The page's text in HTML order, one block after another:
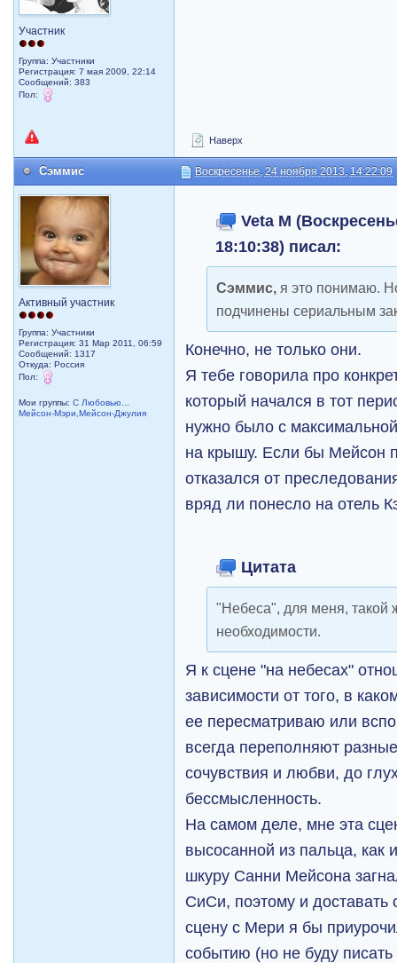
Участник
Группа: Участники
Регистрация: 7 мая 2009, 22:14
Сообщений: 383
Пол:
Наверх
Сэммис Воскресенье, 24 ноября 2013, 14:22:09
Активный участник
Группа: Участники
Регистрация: 31 Мар 2011, 06:59
Сообщений: 1317
Откуда: Россия
Пол:
Мои группы:С Любовью...
Мейсон-Мэри,Мейсон-Джулия
Veta M
18:10:38) писал:
Сэммис, я это понимаю.
подчинены сериальным
Конечно, не только они.
Я тебе говорила про
который начался в тот
нужно было с
на крышу. Если бы Мейсон
отказался от
вряд ли понесло на отель
Цитата
"Небеса", для меня, такой
необходимости.
Я к сцене "на небесах"
зависимости от того, в
ее пересматриваю или
всегда переполняют
сочувствия и любви, до
бессмысленность.
На самом деле, мне эта
высосанной из пальца, как
шкуру Санни Мейсона
СиСи, поэтому и
сцену с Мери я бы
событию (но не буду